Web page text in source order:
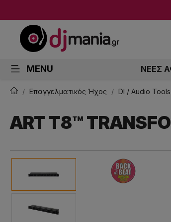
MENU ΝΕΕΣ
Επαγγελματικός Ήχος DI / Audio Tools
ART T8™